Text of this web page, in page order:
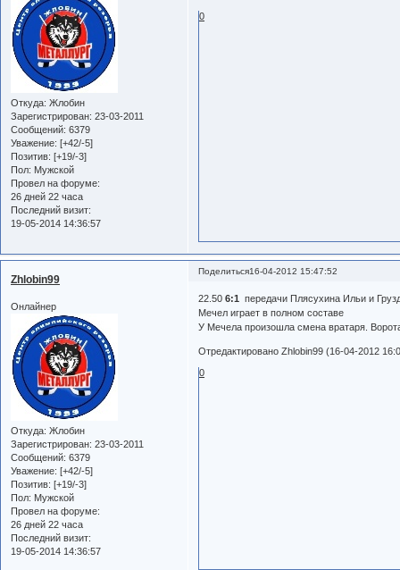
Откуда: Жлобин
Зарегистрирован: 23-03-2011
Сообщений: 6379
Уважение: [+42/-5]
Позитив: [+19/-3]
Пол: Мужской
Провел на форуме:
26 дней 22 часа
Последний визит:
19-05-2014 14:36:57
0
Поделиться16-04-2012 15:47:52
Zhlobin99
Онлайнер
Откуда: Жлобин
Зарегистрирован: 23-03-2011
Сообщений: 6379
Уважение: [+42/-5]
Позитив: [+19/-3]
Пол: Мужской
Провел на форуме:
26 дней 22 часа
Последний визит:
19-05-2014 14:36:57
22.506:1 передачи Плясухина Ильи и
Мечел играет в полном составе
У Мечела произошла смена вратаря.
Отредактировано Zhlobin99 (16-04-2012
0